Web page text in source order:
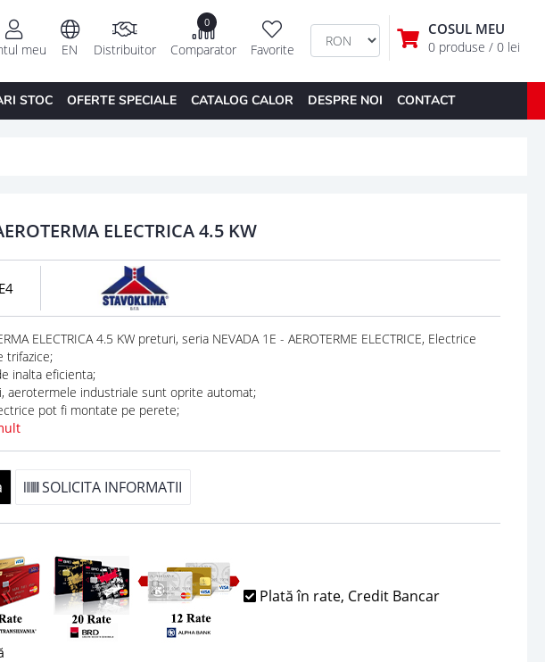
COSUL MEU
0 produse / 0 lei
Favorite
0
Comparator
Distribuitor
EN
meu
STOC OFERTE SPECIALE CATALOG CALOR DESPRE NOI CONTACT
ELECTRICA 4.5 KW
ELECTRICA 4.5 KW preturi, seria NEVADA 1E - AEROTERME ELECTRICE, Electrice
trifazice;
inalta eficienta;
aerotermele industriale sunt oprite automat;
pot fi montate pe perete;
SOLICITA INFORMATII
Plată în rate, Credit Bancar